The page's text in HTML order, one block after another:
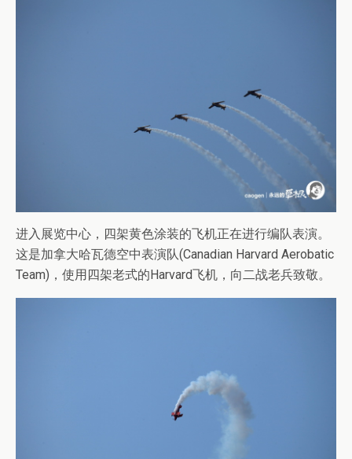
进入展览中心，四架黄色涂装的飞机正在进行编队表演。
这是加拿大哈瓦德空中表演队(Canadian Harvard Aerobatic
Team)，使用四架老式的Harvard飞机，向二战老兵致敬。